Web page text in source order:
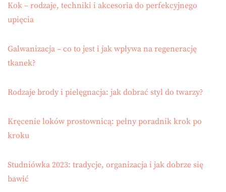
Kok – rodzaje, techniki i akcesoria do perfekcyjnego
upięcia
Galwanizacja – co to jest i jak wpływa na regenerację
tkanek?
Rodzaje brody i pielęgnacja: jak dobrać styl do twarzy?
Kręcenie loków prostownicą: pełny poradnik krok po
kroku
Studniówka 2023: tradycje, organizacja i jak dobrze się
bawić